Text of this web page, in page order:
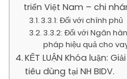
triển Việt Nam – chi
3.3.1: Đối với chính phủ
3.3.2: Đối với Ngân
pháp hiệu quả cho
KẾT LUẬN Khóa luận:
tiêu dùng tại NH BIDV.